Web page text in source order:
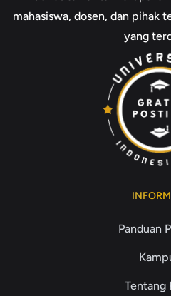
mahasiswa, dosen, dan pihak
yang
Panduan
Tentang